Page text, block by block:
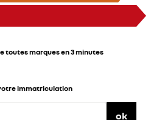
toutes marques en 3 minutes
immatriculation
ok